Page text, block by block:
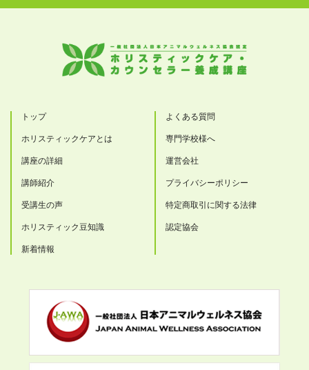
トップ
ホリスティックケアとは
講座の詳細
講師紹介
受講生の声
ホリスティック豆知識
新着情報
よくある質問
専門学校様へ
運営会社
プライバシーポリシー
特定商取引に関する法律
認定協会